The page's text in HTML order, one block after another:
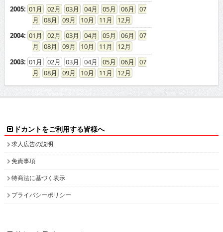
2004: 01 02 03 04 05 06
07
08
09 10 11
12
2003: 01 02 03 04 05 06
07
08
09 10 11 12
免責事項